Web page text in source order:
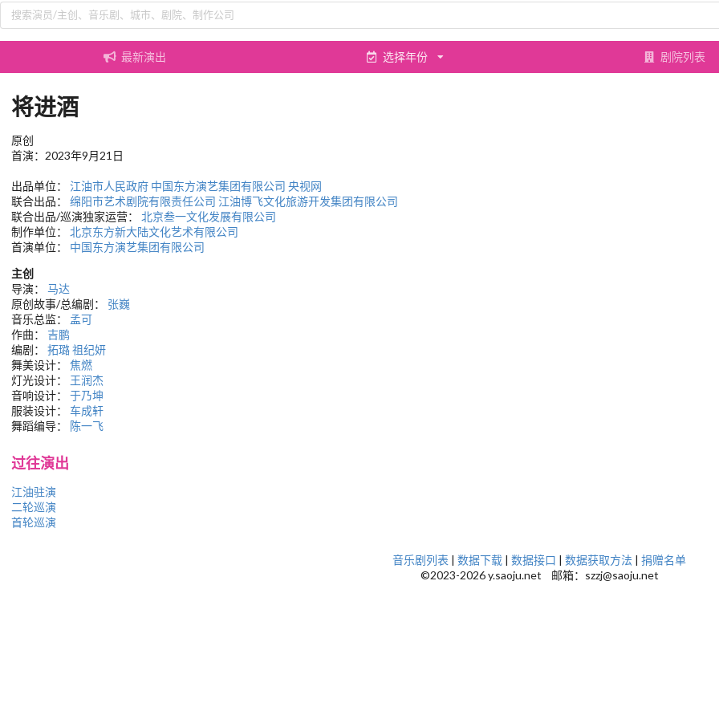
最新演出 选择年份 剧院列表
将进酒
原创
首演：2023年9月21日
出品单位： 江油市人民政府 中国东方演艺集团有限公司 央视网
联合出品： 绵阳市艺术剧院有限责任公司 江油博飞文化旅游开发集团有限公司
联合出品/巡演独家运营： 北京叁一文化发展有限公司
制作单位： 北京东方新大陆文化艺术有限公司
首演单位： 中国东方演艺集团有限公司
主创
导演： 马达
原创故事/总编剧： 张巍
音乐总监： 孟可
作曲： 吉鹏
编剧： 拓璐祖纪妍
舞美设计： 焦燃
灯光设计： 王润杰
音响设计： 于乃坤
服装设计： 车成轩
舞蹈编导：
陈一飞
过往演出
江油驻演
二轮巡演
首轮巡演
音乐剧列表 | 数据下载 | 数据接口 | 数据获取方法 | 捐赠名单
©2023-2026 y.saoju.net 邮箱：szzj@saoju.net